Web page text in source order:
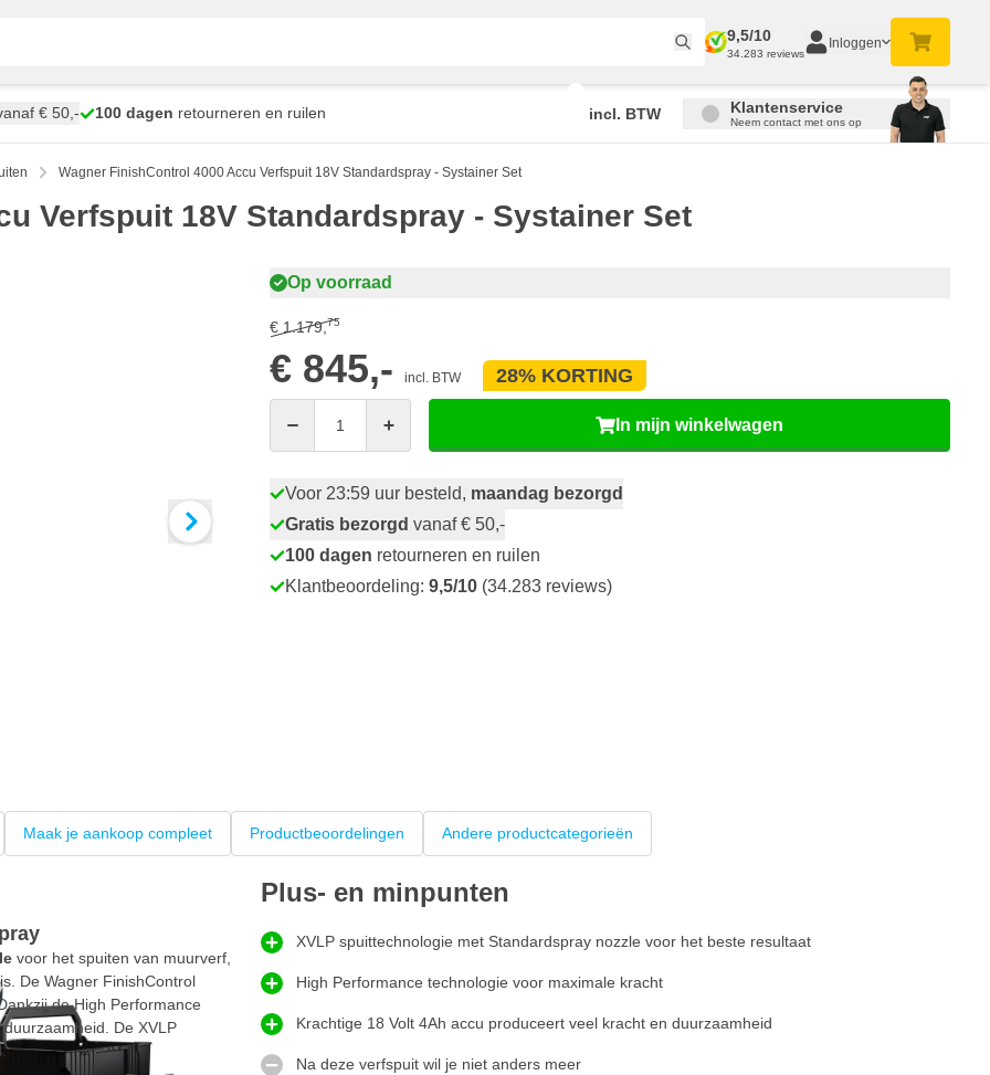
9,5/10
34.283 reviews
Inloggen
€ 50,- 100 dagen retourneren en ruilen incl. BTW Klantenservice
Neem contact met ons op
Wagner FinishControl 4000 Accu Verfspuit 18V Standardspray - Systainer Set
Verfspuit 18V Standardspray - Systainer Set
Op voorraad
€ 1.179,75
€ 845,- incl. BTW 28% KORTING
In mijn winkelwagen
Voor 23:59 uur besteld, maandag bezorgd
Gratis bezorgd vanaf € 50,-
100 dagen retourneren en ruilen
Klantbeoordeling: 9,5/10 (34.283 reviews)
Maak je aankoop compleet Productbeoordelingen Andere productcategorieën
voor het spuiten van muurverf,
De Wagner FinishControl
de High Performance
De XVLP
Plus- en minpunten
XVLP spuittechnologie met Standardspray nozzle voor het beste resultaat
High Performance technologie voor maximale kracht
Krachtige 18 Volt 4Ah accu produceert veel kracht en duurzaamheid
Na deze verfspuit wil je niet anders meer